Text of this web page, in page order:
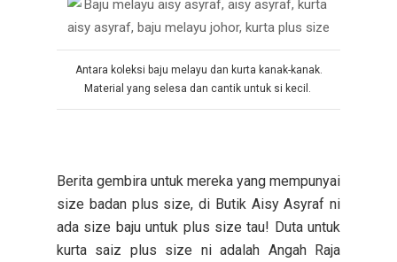
Antara koleksi baju melayu dan kurta kanak-kanak.
Material yang selesa dan cantik untuk si kecil.
Berita gembira untuk mereka yang mempunyai
size badan plus size, di Butik Aisy Asyraf ni
ada size baju untuk plus size tau! Duta untuk
kurta saiz plus size ni adalah Angah Raja